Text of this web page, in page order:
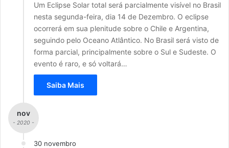
Um Eclipse Solar total será parcialmente visível no Brasil
nesta segunda-feira, dia 14 de Dezembro. O eclipse
ocorrerá em sua plenitude sobre o Chile e Argentina,
seguindo pelo Oceano Atlântico. No Brasil será visto de
forma parcial, principalmente sobre o Sul e Sudeste. O
evento é raro, e só voltará…
Saiba Mais
nov
- 2020 -
30 novembro